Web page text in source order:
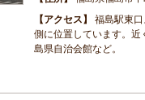
アクセス
福島駅東
側に位置しています。
島県自治会館など。